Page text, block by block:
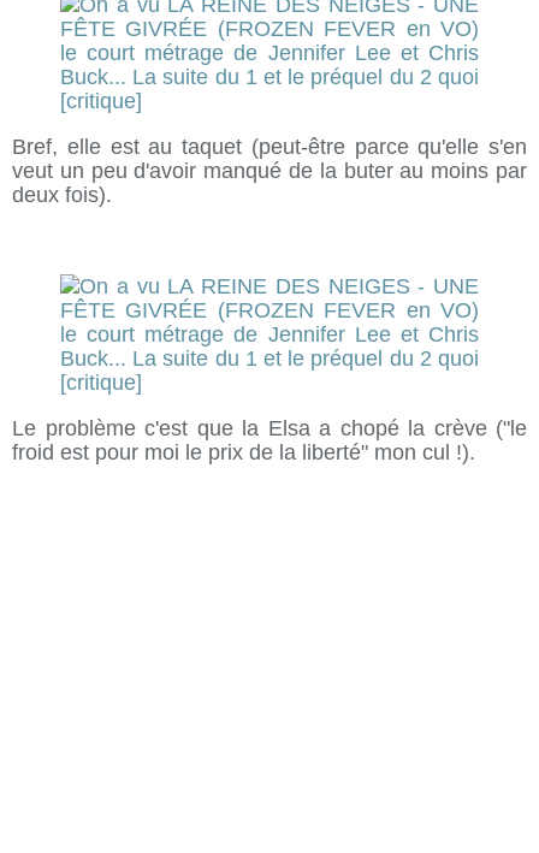
Bref, elle est au taquet (peut-être parce qu'elle s'en
veut un peu d'avoir manqué de la buter au moins par
deux fois).
Le problème c'est que la Elsa a chopé la crève ("le
froid est pour moi le prix de la liberté" mon cul !).